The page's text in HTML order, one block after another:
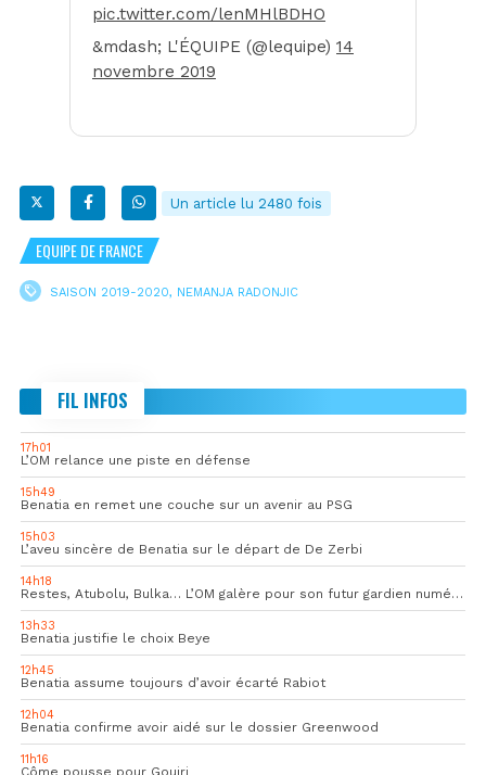
pic.twitter.com/lenMHlBDHO
&mdash; L'ÉQUIPE (@lequipe) 14
novembre 2019
Un article lu 2480 fois
EQUIPE DE FRANCE
SAISON 2019-2020, NEMANJA RADONJIC
FIL INFOS
17h01
L’OM relance une piste en défense
15h49
Benatia en remet une couche sur un avenir au PSG
15h03
L’aveu sincère de Benatia sur le départ de De Zerbi
14h18
Restes, Atubolu, Bulka… L’OM galère pour son futur gardien numéro 1
13h33
Benatia justifie le choix Beye
12h45
Benatia assume toujours d’avoir écarté Rabiot
12h04
Benatia confirme avoir aidé sur le dossier Greenwood
11h16
Côme pousse pour Gouiri